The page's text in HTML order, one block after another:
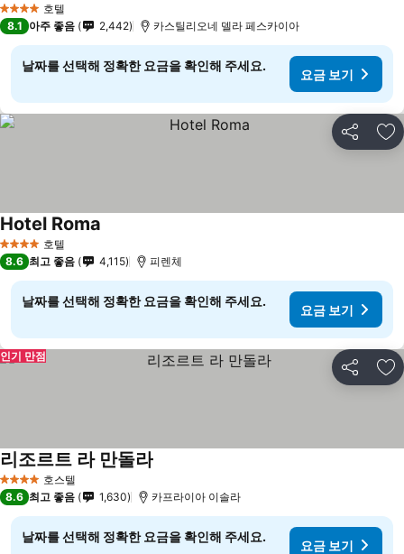
4 성급 호텔
8.1 아주 좋음 2,442 카스틸리오네 델라 페스카이아
날짜를 선택해 정확한 요금을 확인해 주세요.
요금 보기
공유 즐
4 성급 호텔
Hotel Roma
8.6 최고 좋음 4,115 피렌체
날짜를 선택해 정확한 요금을 확인해 주세요.
요금 보기
공유 즐
인기 만점
4 성급 호스텔
리조르트 라 만돌라
8.6 최고 좋음 1,630 카프라이아 이솔라
날짜를 선택해 정확한 요금을 확인해 주세요.
요금 보기